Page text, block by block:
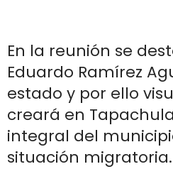
En la reunión se
Eduardo Ramírez
estado y por ello
creará en
integral del
situación migratoria.